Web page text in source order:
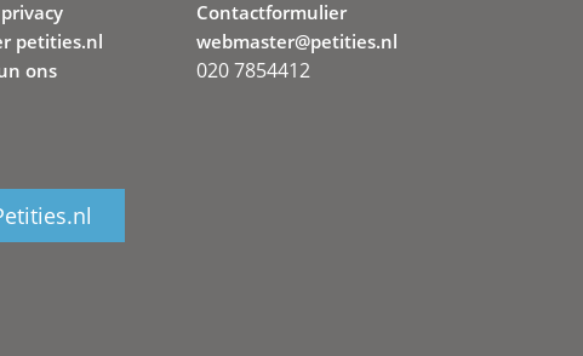
petities.nl
ons
Contactformulier
webmaster@petities.nl
020 7854412